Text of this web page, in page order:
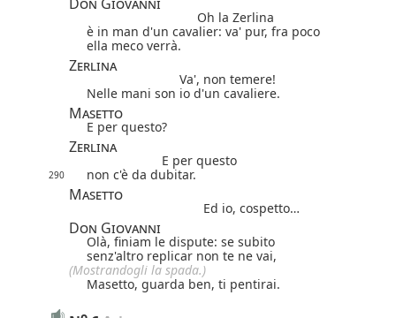
Oh la Zerlina
è in man d'un cavalier: va' pur, fra poco
ella meco verrà.
Zerlina
Va', non temere!
Nelle mani son io d'un cavaliere.
Masetto
E per questo?
Zerlina
E per questo
290 non c'è da dubitar.
Masetto
Ed io, cospetto…
Don Giovanni
Olà, finiam le dispute: se subito
senz'altro replicar non te ne vai,
(Mostrandogli la spada.)
Masetto, guarda ben, ti pentirai.